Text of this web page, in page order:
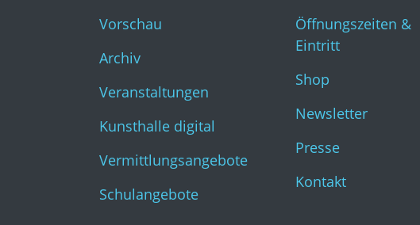
Vorschau
Archiv
Veranstaltungen
Kunsthalle digital
Vermittlungsangebote
Schulangebote
Öffnungszeiten &
Eintritt
Shop
Newsletter
Presse
Kontakt